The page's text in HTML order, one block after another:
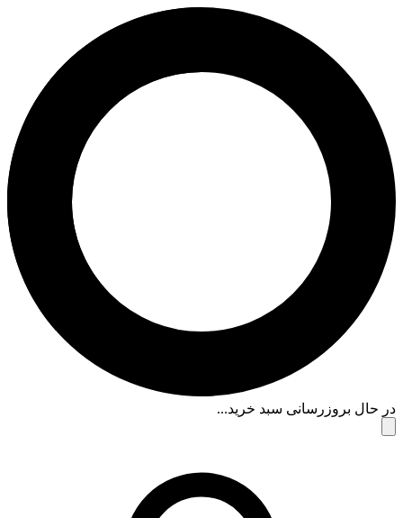
حال بروزرسانی سبد خرید...